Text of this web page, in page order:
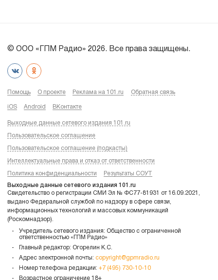
© ООО «ГПМ Радио» 2026. Все права защищены.
Помощь О проекте Реклама на 101.ru Обратная связь
iOS Android ВКонтакте
Выходные данные сетевого издания 101.ru
Пользовательское соглашение
Пользовательское соглашение (подкасты)
Интеллектуальные права и отказ от ответственности
Политика конфиденциальности Результаты СОУТ
Выходные данные сетевого издания 101.ru
Свидетельство о регистрации СМИ Эл № ФС77-81931 от 16.09.2021,
выдано Федеральной службой по надзору в сфере связи,
информационных технологий и массовых коммуникаций
(Роскомнадзор).
Учредитель сетевого издания: Общество с ограниченной
ответственностью «ГПМ Радио»
Главный редактор: Огорелин К.С.
Адрес электронной почты: copyright@gpmradio.ru
Номер телефона редакции: +7 (495) 730-10-10
Возрастное ограничение 18+